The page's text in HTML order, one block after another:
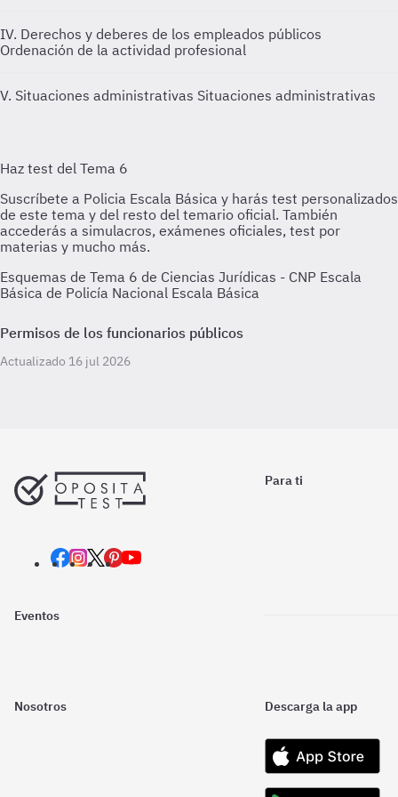
IV. Derechos y deberes de los empleados públicos
Ordenación de la actividad profesional
V. Situaciones administrativas Situaciones administrativas
Esquemas de Tema 6 de Ciencias Jurídicas - CNP Escala
Básica de Policía Nacional Escala Básica
Permisos de los funcionarios públicos
Actualizado 16 jul 2026
Para ti
Eventos
Nosotros Descarga la app